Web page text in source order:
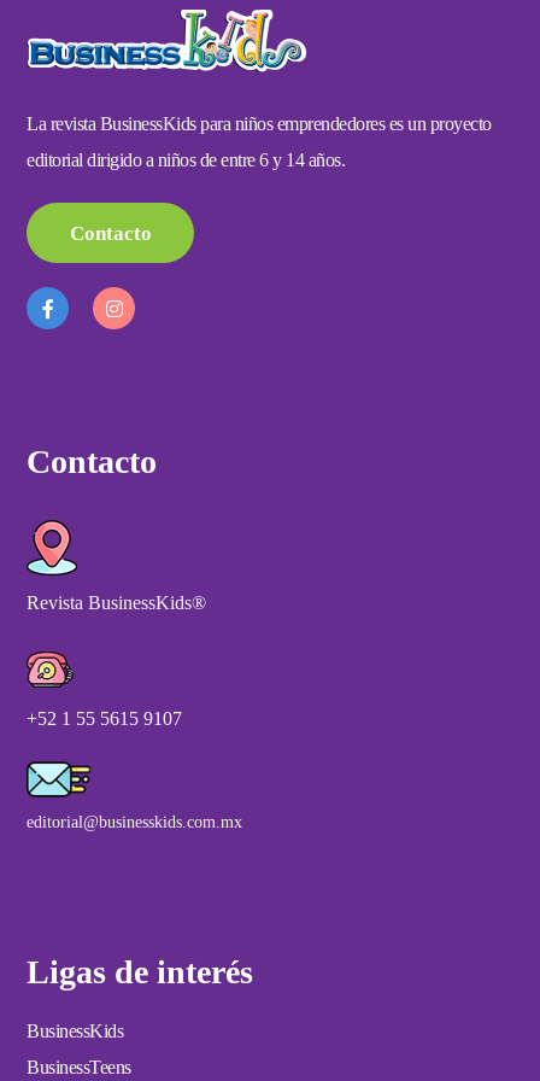
La revista BusinessKids para niños emprendedores es un proyecto
editorial dirigido a niños de entre 6 y 14 años.
Contacto
Contacto
Revista BusinessKids®
+52 1 55 5615 9107
editorial@businesskids.com.mx
Ligas de interés
BusinessKids
BusinessTeens